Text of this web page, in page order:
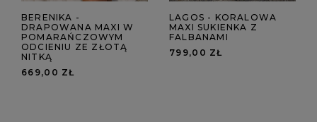
BERENIKA -
DRAPOWANA MAXI W
POMARAŃCZOWYM
ODCIENIU ZE ZŁOTĄ
NITKĄ
669,00 ZŁ
LAGOS - KORALOWA
MAXI SUKIENKA Z
FALBANAMI
799,00 ZŁ